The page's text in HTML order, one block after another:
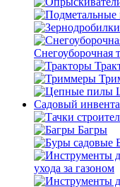
Снегоуборочная
Садовый
Багры
ухода за газоном